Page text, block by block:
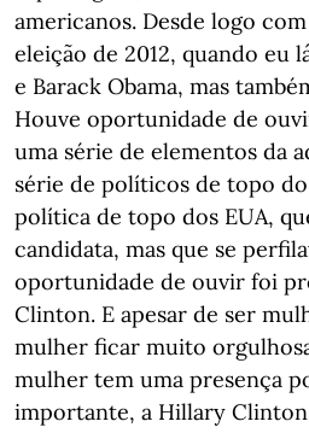
americanos. Desde logo
eleição de 2012, quando eu
e Barack Obama, mas
Houve oportunidade de
uma série de elementos da
série de políticos de topo
política de topo dos EUA,
candidata, mas que se
oportunidade de ouvir foi
Clinton. E apesar de ser
mulher ficar muito
mulher tem uma presença
importante, a Hillary Clinton